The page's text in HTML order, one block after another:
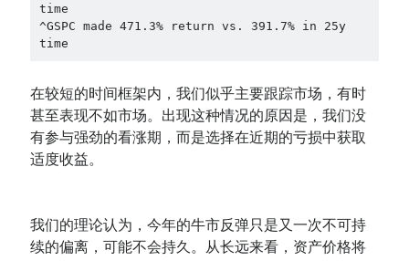
time
^GSPC made 471.3% return vs. 391.7% in 25y
time
在较短的时间框架内，我们似乎主要跟踪市场，有时
甚至表现不如市场。出现这种情况的原因是，我们没
有参与强劲的看涨期，而是选择在近期的亏损中获取
适度收益。
我们的理论认为，今年的牛市反弹只是又一次不可持
续的偏离，可能不会持久。从长远来看，资产价格将